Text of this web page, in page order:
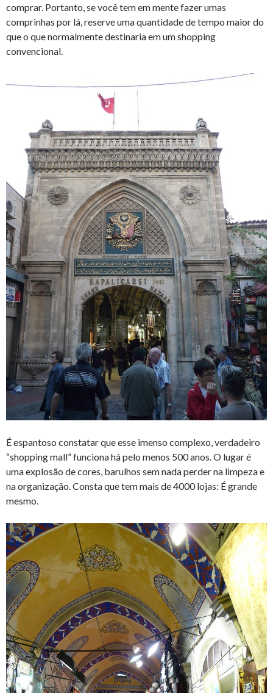
comprar. Portanto, se você tem em mente fazer umas
comprinhas por lá, reserve uma quantidade de tempo maior do
que o que normalmente destinaria em um shopping
convencional.
É espantoso constatar que esse imenso complexo, verdadeiro
“shopping mall” funciona há pelo menos 500 anos. O lugar é
uma explosão de cores, barulhos sem nada perder na limpeza e
na organização. Consta que tem mais de 4000 lojas: É grande
mesmo.